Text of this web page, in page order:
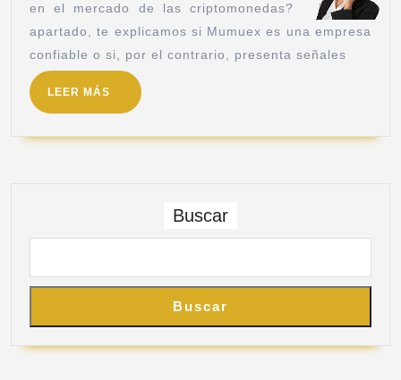
en el mercado de las criptomonedas? En este
apartado, te explicamos si Mumuex es una empresa
confiable o si, por el contrario, presenta señales
LEER MÁS
Buscar
Buscar